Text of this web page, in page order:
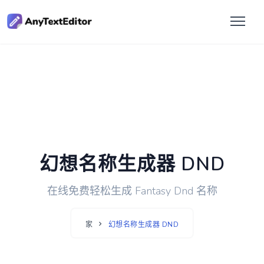
幻想名称生成器 DND
在线免费轻松生成 Fantasy Dnd 名称
家 幻想名称生成器 DND